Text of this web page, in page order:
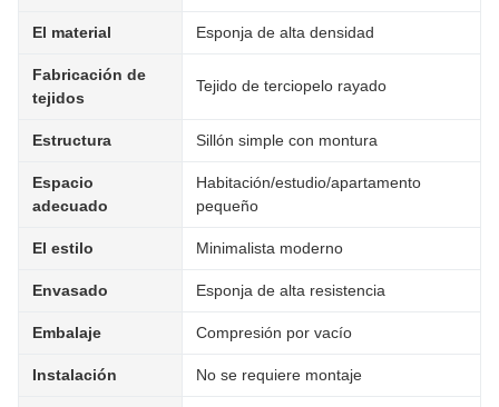
El material Esponja de alta densidad
Fabricación de
tejidos
Tejido de terciopelo rayado
Estructura Sillón simple con montura
Espacio
adecuado
Habitación/estudio/apartamento
pequeño
El estilo Minimalista moderno
Envasado Esponja de alta resistencia
Embalaje Compresión por vacío
Instalación No se requiere montaje